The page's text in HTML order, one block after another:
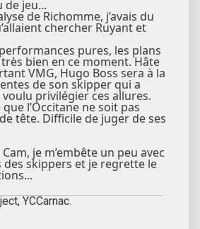
de jeu...
de Richomme, j’avais du
chercher Ruyant et
pures, les plans
bien en ce moment. Hâte
VMG, Hugo Boss sera à la
de son skipper qui a
privilégier ces allures.
l’Occitane ne soit pas
tête. Difficile de juger de ses
je m’embête un peu avec
des skippers et je regrette le
YCCarnac.